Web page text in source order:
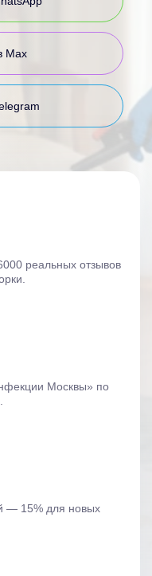
Max
реальных отзывов
Москвы» по
— 15% для новых